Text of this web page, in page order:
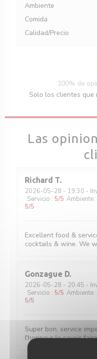
Las
Richard T
2026-05-28 - 19:30 -
Servicio : 5/5 Ambiente :
5/5
Excellent food &
cocktails & wine. We
Gonzague D
2026-05-28 - 20:45 -
Servicio : 5/5 Ambiente :
5/5
Super bon, service
l'honneur le savoir
Ambiente
Comida
Calidad/Precio
100% de
Solo los clientes que